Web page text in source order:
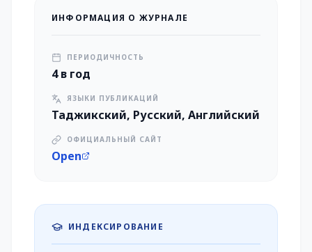
ИНФОРМАЦИЯ О ЖУРНАЛЕ
ПЕРИОДИЧНОСТЬ
4 в год
ЯЗЫКИ ПУБЛИКАЦИЙ
Таджикский, Русский, Английский
ОФИЦИАЛЬНЫЙ САЙТ
Open
ИНДЕКСИРОВАНИЕ